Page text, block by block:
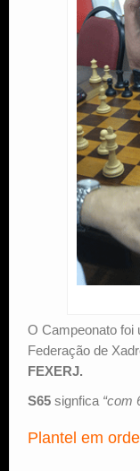
O Campeonato foi
Federação de
FEXERJ.
S65 signfica “com
Plantel em